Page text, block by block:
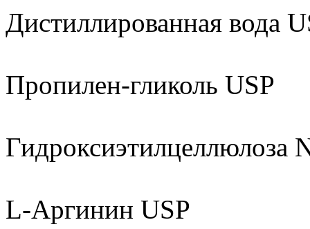
Дистиллированная вода
Пропилен-гликоль USP
Гидроксиэтилцеллюлоза
L-Аргинин USP